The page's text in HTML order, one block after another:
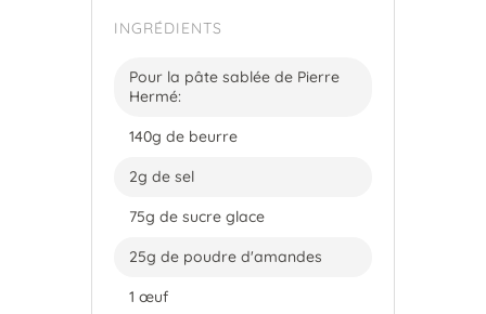
INGRÉDIENTS
Pour la pâte sablée de Pierre
Hermé:
140g de beurre
2g de sel
75g de sucre glace
25g de poudre d'amandes
1 œuf